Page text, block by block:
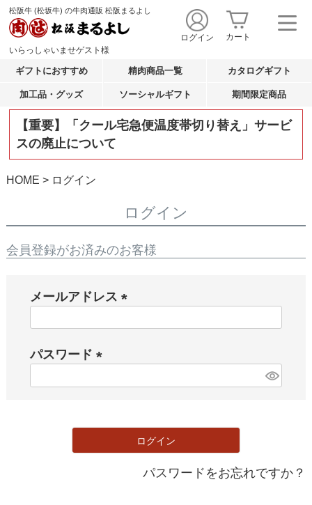
松阪牛 (松坂牛) の牛肉通販 松阪まるよし
いらっしゃいませゲスト様
ログイン カート
ギフトにおすすめ 精肉商品一覧 カタログギフト
加工品・グッズ ソーシャルギフト 期間限定商品
【重要】「クール宅急便温度帯切り替え」サービ
スの廃止について
HOME ログイン
ログイン
会員登録がお済みのお客様
メールアドレス
パスワード
)
ログイン
パスワードをお忘れですか？